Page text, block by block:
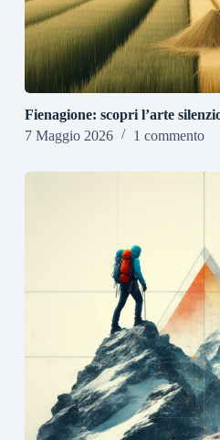
Fienagione: scopri l’arte
7 Maggio 2026
1 commento